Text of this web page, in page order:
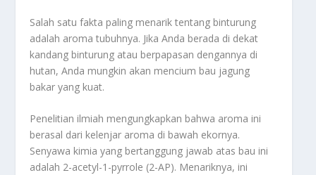
Salah satu fakta paling menarik tentang binturung
adalah aroma tubuhnya. Jika Anda berada di dekat
kandang binturung atau berpapasan dengannya di
hutan, Anda mungkin akan mencium bau jagung
bakar yang kuat.
Penelitian ilmiah mengungkapkan bahwa aroma ini
berasal dari kelenjar aroma di bawah ekornya.
Senyawa kimia yang bertanggung jawab atas bau ini
adalah 2-acetyl-1-pyrrole (2-AP). Menariknya, ini